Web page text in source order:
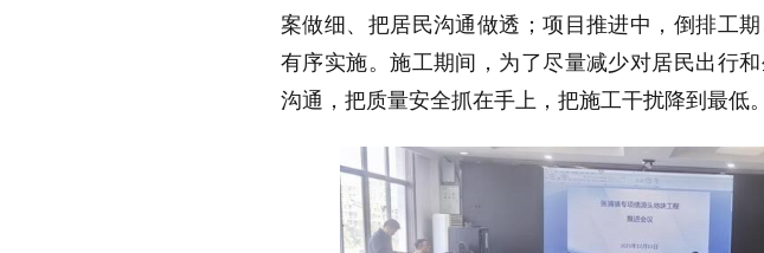
案做细、把居民沟通做透；项目推进中，倒排工
有序实施。施工期间，为了尽量减少对居民出行
沟通，把质量安全抓在手上，把施工干扰降到最低。